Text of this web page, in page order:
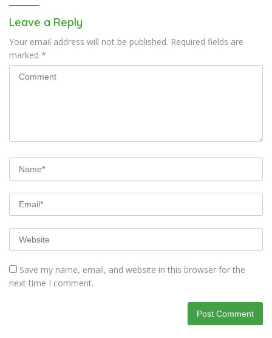
Leave a Reply
Your email address will not be published. Required fields are
marked *
Save my name, email, and website in this browser for the
next time I comment.